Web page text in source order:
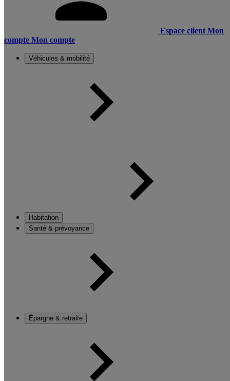
Espace client Mon
compte Mon compte
Véhicules & mobilité
Habitation
Santé & prévoyance
Épargne & retraite